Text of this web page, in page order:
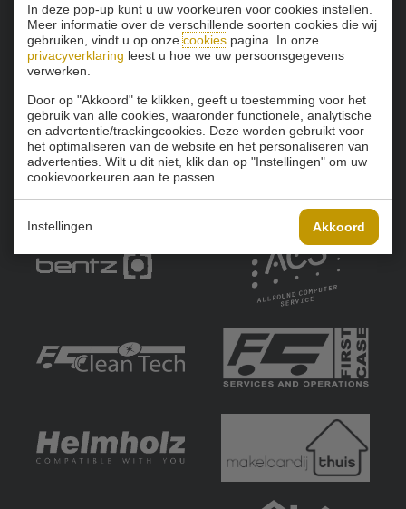
In deze pop-up kunt u uw voorkeuren voor cookies instellen.
Meer informatie over de verschillende soorten cookies die wij
gebruiken, vindt u op onzecookiespagina. In onze
privacyverklaring leest u hoe we uw persoonsgegevens
verwerken.
Door op "Akkoord" te klikken, geeft u toestemming voor het
gebruik van alle cookies, waaronder functionele, analytische
en advertentie/trackingcookies. Deze worden gebruikt voor
het optimaliseren van de website en het personaliseren van
advertenties. Wilt u dit niet, klik dan op "Instellingen" om uw
cookievoorkeuren aan te passen.
Instellingen Akkoord
Onze sponsoren: